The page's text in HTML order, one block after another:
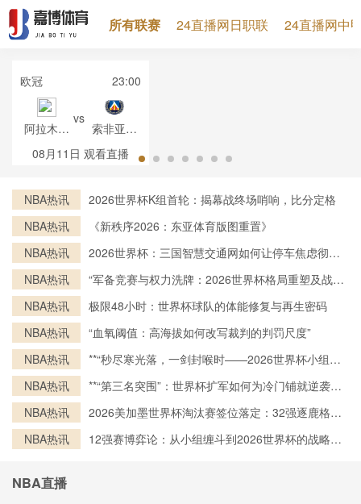
所有联赛 24直播网日职联 24直播网中
欧冠 23:00
阿拉木图
凯拉特
vs
索非亚列
夫斯基
08月11日 观看直播
NBA热讯
2026世界杯K组首轮：揭幕战终场哨响，比分定格
NBA热讯
《新秩序2026：东亚体育版图重置》
NBA热讯
2026世界杯：三国智慧交通网如何让停车焦虑彻底
NBA热讯
“军备竞赛与权力洗牌：2026世界杯格局重塑及战略
NBA热讯
极限48小时：世界杯球队的体能修复与再生密码
NBA热讯
“血氧阈值：高海拔如何改写裁判的判罚尺度”
NBA热讯
**“秒尽寒光落，一剑封喉时——2026世界杯小组赛
NBA热讯
**“第三名突围”：世界杯扩军如何为冷门铺就逆袭之
NBA热讯
2026美加墨世界杯淘汰赛签位落定：32强逐鹿格局
NBA热讯
12强赛博弈论：从小组缠斗到2026世界杯的战略跃
NBA直播